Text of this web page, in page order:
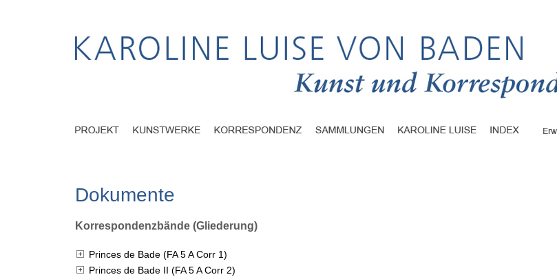
Dokumente
Korrespondenzbände (Gliederung)
Princes de Bade (FA 5 A Corr 1)
Princes de Bade II (FA 5 A Corr 2)